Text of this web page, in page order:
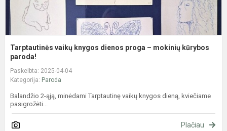
Tarptautinės vaikų knygos dienos proga – mokinių kūrybos
paroda!
Paskelbta: 2025-04-04
Kategorija: Paroda
Balandžio 2-ąją, minėdami Tarptautinę vaikų knygos dieną, kviečiame
pasigrožėti...
Plačiau